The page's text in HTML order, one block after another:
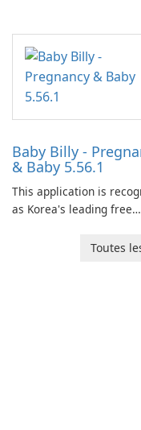
Baby Billy -
& Baby 5.56.1
This application is
as Korea's leading free
baby tracking, offering
Toutes